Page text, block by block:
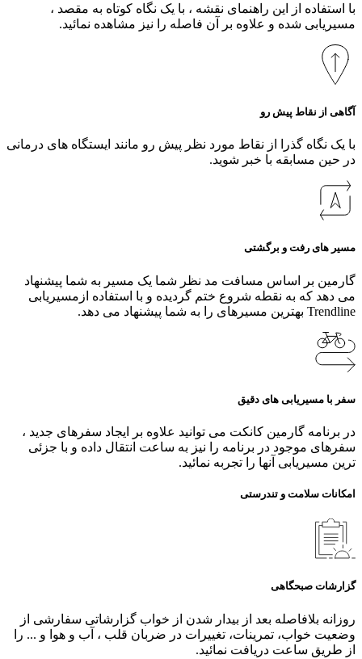
با استفاده از این راهنمای نقشه ، با یک نگاه کوتاه به مقصد ،
مسیریابی شده و علاوه بر آن فاصله را نیز مشاهده نمائید.
آگاهی از نقاط پیش رو
با یک نگاه گذرا از نقاط مورد نظر پیش رو مانند ایستگاه های درمانی
در حین مسابقه با خبر شوید.
مسیر های رفت و برگشتی
گارمین بر اساس مسافت مد نظر شما یک مسیر به شما پیشنهاد
می دهد که به نقطه شروع ختم گردیده و با استفاده ازمسیریابی
Trendline بهترین مسیرهای را به شما پیشنهاد می دهد.
سفر با مسیریابی های دقیق
در برنامه گارمین کانکت می توانید علاوه بر ایجاد سفرهای جدید ،
سفرهای موجود در برنامه را نیز به ساعت انتقال داده و با جزئی
ترین مسیریابی آنها را تجربه نمائید.
امکانات سلامت و تندرستی
گزارشات صبحگاهی
روزانه بلافاصله بعد از بیدار شدن از خواب گزارشاتی سفارشی از
وضعیت خواب، تمرینات، تغییرات در ضربان قلب ، آب و هوا و ... را
از طریق ساعت دریافت نمائید.